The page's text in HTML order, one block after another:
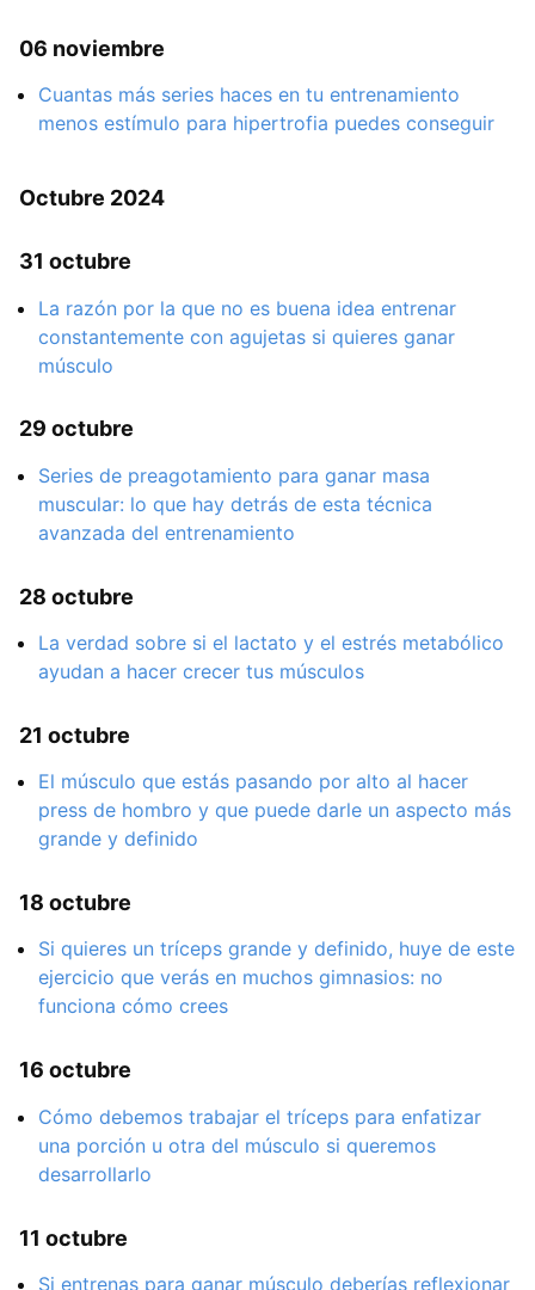
06 noviembre
Cuantas más series haces en tu entrenamiento
menos estímulo para hipertrofia puedes conseguir
Octubre 2024
31 octubre
La razón por la que no es buena idea entrenar
constantemente con agujetas si quieres ganar
músculo
29 octubre
Series de preagotamiento para ganar masa
muscular: lo que hay detrás de esta técnica
avanzada del entrenamiento
28 octubre
La verdad sobre si el lactato y el estrés metabólico
ayudan a hacer crecer tus músculos
21 octubre
El músculo que estás pasando por alto al hacer
press de hombro y que puede darle un aspecto más
grande y definido
18 octubre
Si quieres un tríceps grande y definido, huye de este
ejercicio que verás en muchos gimnasios: no
funciona cómo crees
16 octubre
Cómo debemos trabajar el tríceps para enfatizar
una porción u otra del músculo si queremos
desarrollarlo
11 octubre
Si entrenas para ganar músculo deberías reflexionar